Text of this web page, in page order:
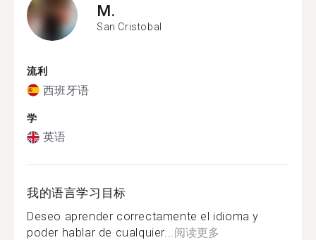
M.
San Cristobal
流利
西班牙语
学
英语
我的语言学习目标
Deseo aprender correctamente el idioma y
poder hablar de cualquier...阅读更多